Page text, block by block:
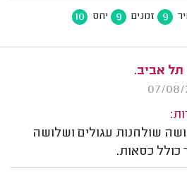
9 זמנים 9 יחס 10
אביב.
שולחנות עגולים ושלושה
כולל כסאות.